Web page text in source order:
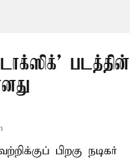
படத்தின்
பிறகு நடிகர்